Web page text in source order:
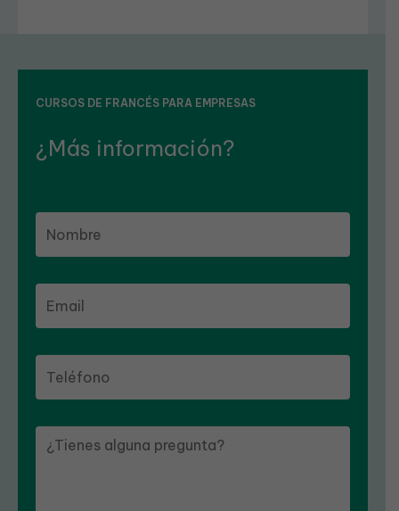
CURSOS DE FRANCÉS PARA EMPRESAS
¿Más información?